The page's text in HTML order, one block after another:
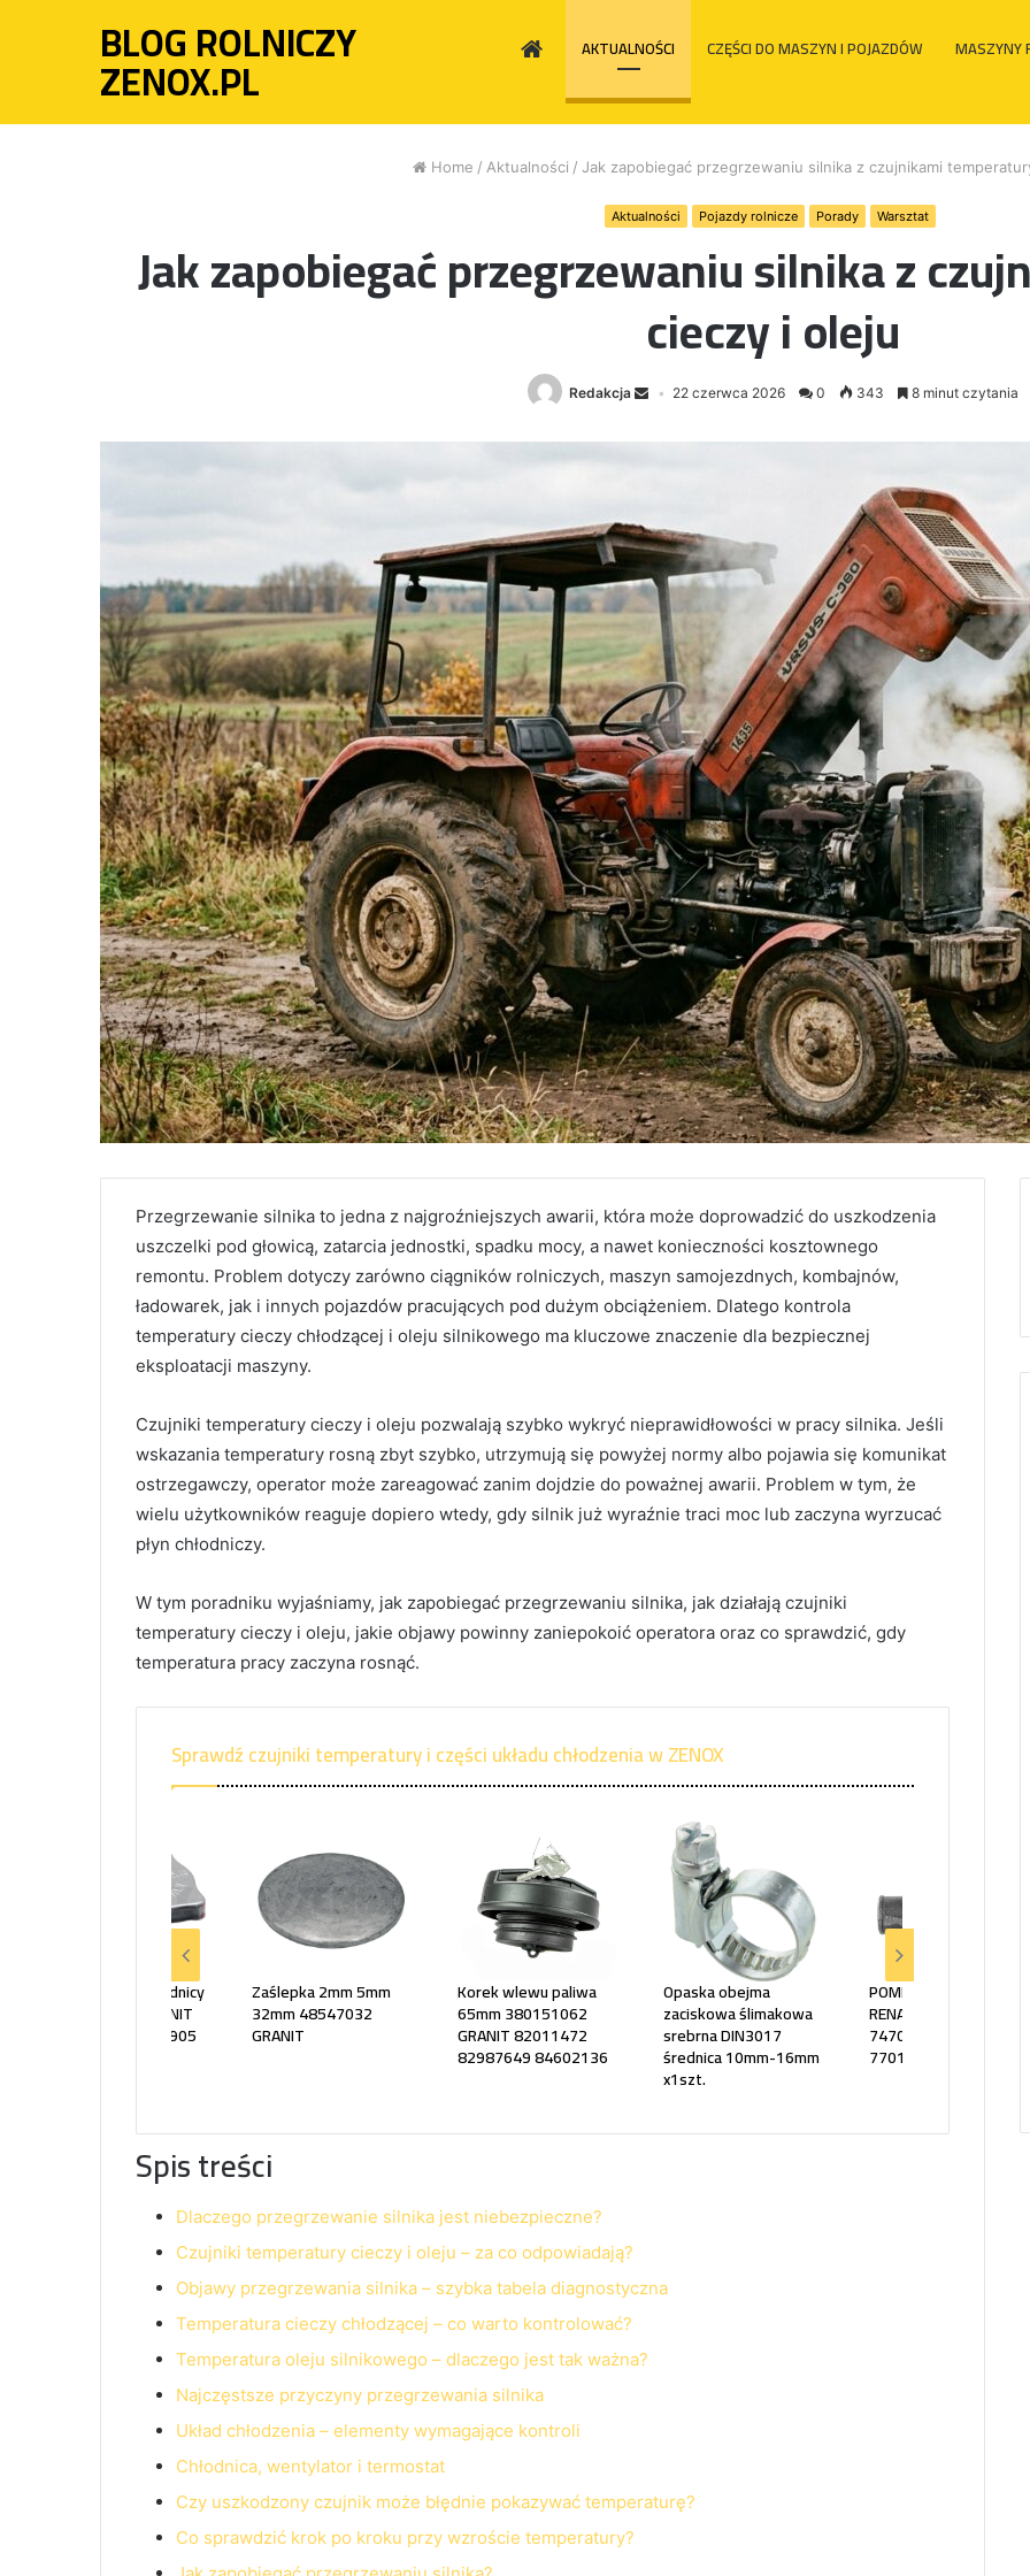
BLOG ROLNICZY
ZENOX.PL HOME AKTUALNOŚCI CZĘŚCI DO MASZYN I POJAZDÓW MASZYNY
Home / Aktualności / Jak zapobiegać przegrzewaniu silnika z czujnikami
Aktualności Pojazdy rolnicze Porady Warsztat
Jak zapobiegać przegrzewaniu silnika z
cieczy i oleju
Redakcja 22 czerwca 2026 0 343 8 minut czytania
Przegrzewanie silnika to jedna z najgroźniejszych awarii, która może doprowadzić do uszkodzenia
uszczelki pod głowicą, zatarcia jednostki, spadku mocy, a nawet konieczności kosztownego
remontu. Problem dotyczy zarówno ciągników rolniczych, maszyn samojezdnych, kombajnów,
ładowarek, jak i innych pojazdów pracujących pod dużym obciążeniem. Dlatego kontrola
temperatury cieczy chłodzącej i oleju silnikowego ma kluczowe znaczenie dla bezpiecznej
eksploatacji maszyny.
Czujniki temperatury cieczy i oleju pozwalają szybko wykryć nieprawidłowości w pracy silnika. Jeśli
wskazania temperatury rosną zbyt szybko, utrzymują się powyżej normy albo pojawia się komunikat
ostrzegawczy, operator może zareagować zanim dojdzie do poważnej awarii. Problem w tym, że
wielu użytkowników reaguje dopiero wtedy, gdy silnik już wyraźnie traci moc lub zaczyna wyrzucać
płyn chłodniczy.
W tym poradniku wyjaśniamy, jak zapobiegać przegrzewaniu silnika, jak działają czujniki
temperatury cieczy i oleju, jakie objawy powinny zaniepokoić operatora oraz co sprawdzić, gdy
temperatura pracy zaczyna rosnąć.
Sprawdź czujniki temperatury i części układu chłodzenia w ZENOX
Korek wlewu chłodnicy
58mm 25mm GRANIT
83957211 83935905
Zaślepka 2mm 5mm
32mm 48547032
GRANIT
Korek wlewu paliwa
65mm 380151062
GRANIT 82011472
82987649 84602136
Opaska obejma
zaciskowa ślimakowa
srebrna DIN3017
średnica 10mm-16mm
x1szt.
POMPA WODNA
RENAULT FENDT
74706000
7701022333
Spis treści
Dlaczego przegrzewanie silnika jest niebezpieczne?
Czujniki temperatury cieczy i oleju – za co odpowiadają?
Objawy przegrzewania silnika – szybka tabela diagnostyczna
Temperatura cieczy chłodzącej – co warto kontrolować?
Temperatura oleju silnikowego – dlaczego jest tak ważna?
Najczęstsze przyczyny przegrzewania silnika
Układ chłodzenia – elementy wymagające kontroli
Chłodnica, wentylator i termostat
Czy uszkodzony czujnik może błędnie pokazywać temperaturę?
Co sprawdzić krok po kroku przy wzroście temperatury?